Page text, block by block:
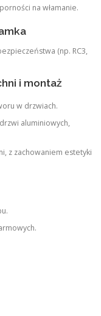
na włamanie.
(np. RC3,
i montaż
w drzwiach.
aluminiowych,
z zachowaniem estetyki